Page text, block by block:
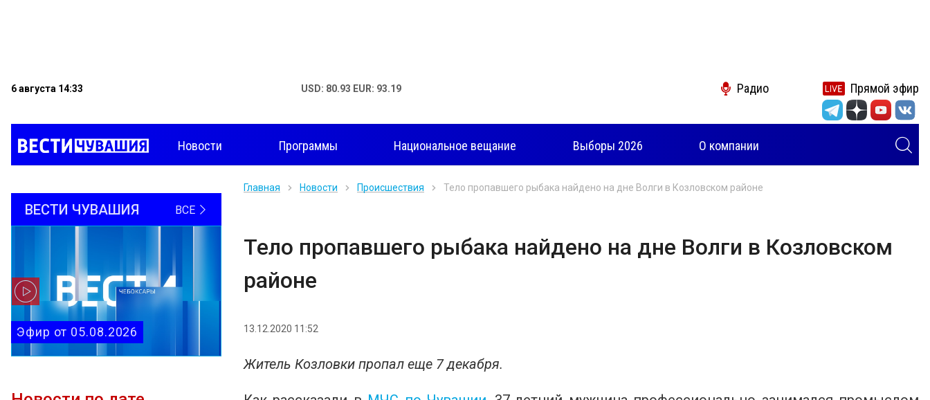
6 августа 14:33 USD: 80.93 EUR: 93.19 Радио Прямой эфир
Новости Программы Национальное вещание Выборы 2026 О компании
ВЕСТИ ЧУВАШИЯ ВСЕ
Эфир от 05.08.2026
Главная Новости Происшествия Тело пропавшего рыбака найдено на дне Волги в Козловском районе
Тело пропавшего рыбака найдено на дне Волги в Козловском
районе
13.12.2020 11:52
Житель Козловки пропал еще 7 декабря.